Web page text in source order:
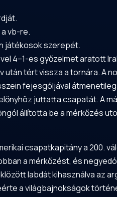
vb-re.
játékosok szerepét.
4–1-es győzelmet aratott
után tért vissza a tornára. A
fejesgóljával
juttatta csapatát. A
állította be a mérkőzés
csapatkapitány a 200.
a mérkőzést, és
labdát kihasználva az
a világbajnokságok